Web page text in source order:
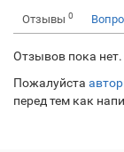
Отзывы 0
Отзывов пока нет.
Пожалуйста
перед тем как